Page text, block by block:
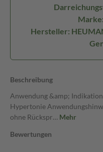
Hersteller:
Beschreibung
Anwendung &amp;
Hypertonie
ohne Rückspr… Mehr
Bewertungen